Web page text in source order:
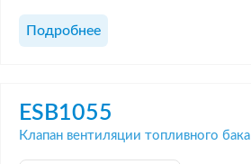
Подробнее
ESB1055
Клапан вентиляции топливного бака